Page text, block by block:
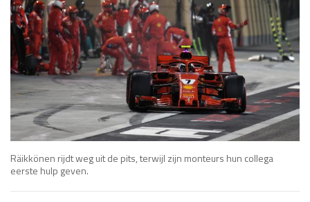
Räikkönen rijdt weg uit de pits, terwijl zijn monteurs hun collega
eerste hulp geven.